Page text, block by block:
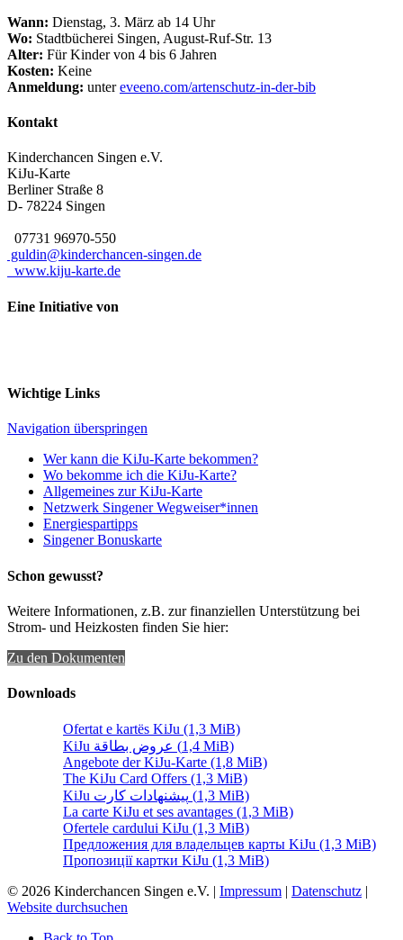
Wann: Dienstag, 3. März ab 14 Uhr
Wo: Stadtbücherei Singen, August-Ruf-Str. 13
Alter: Für Kinder von 4 bis 6 Jahren
Kosten: Keine
Anmeldung: untereveeno.com/artenschutz-in-der-bib
Kontakt
Kinderchancen Singen e.V.
KiJu-Karte
Berliner Straße 8
D- 78224 Singen
07731 96970-550
guldin@kinderchancen-singen.de
www.kiju-karte.de
Eine Initiative von
Wichtige Links
Navigation überspringen
Wer kann die KiJu-Karte bekommen?
Wo bekomme ich die KiJu-Karte?
Allgemeines zur KiJu-Karte
Netzwerk Singener Wegweiser*innen
Energiespartipps
Singener Bonuskarte
Schon gewusst?
Weitere Informationen, z.B. zur finanziellen Unterstützung bei
Strom- und Heizkosten finden Sie hier:
Zu den Dokumenten
Downloads
Ofertat e kartës KiJu (1,3 MiB)
(1,4 MiB)
Angebote der KiJu-Karte (1,8 MiB)
The KiJu Card Offers (1,3 MiB)
(1,3 MiB)
La carte KiJu et ses avantages (1,3 MiB)
Ofertele cardului KiJu (1,3 MiB)
Предложения для владельцев карты KiJu (1,3 MiB)
Пропозиції картки KiJu (1,3 MiB)
© 2026 Kinderchancen Singen e.V. | Impressum | Datenschutz |
Website durchsuchen